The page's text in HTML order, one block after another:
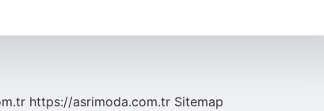
https://asrimoda.com.tr Sitemap